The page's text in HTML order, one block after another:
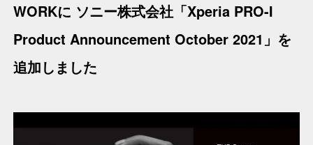
News
Work
Who we are
WORKに ソニー株式会社「Xperia PRO-I
Product Announcement October 2021」を
追加しました